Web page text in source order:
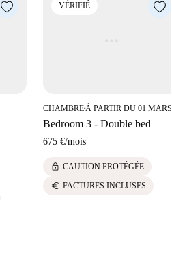
VÉRIFIÉ
CHAMBRE■À PARTIR DU 01 MARS
Bedroom 3 - Double bed
675 €/mois
lock CAUTION PROTÉGÉE
euro FACTURES INCLUSES